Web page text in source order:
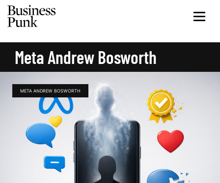
Meta Andrew Bosworth
META ANDREW BOSWORTH